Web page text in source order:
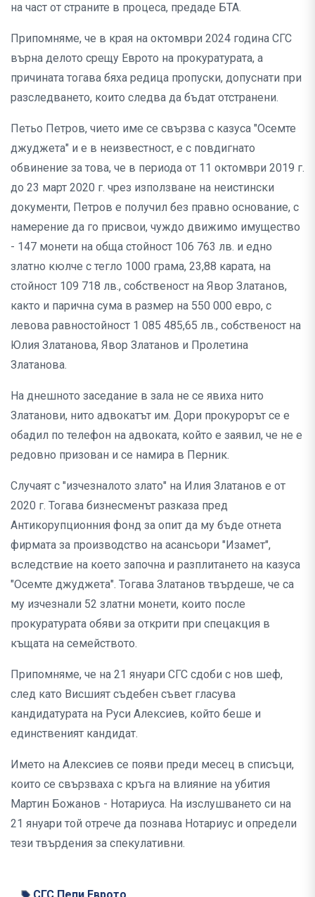
на част от страните в процеса, предаде БТА.
Припомняме, че в края на октомври 2024 година СГС
върна делото срещу Еврото на прокуратурата, а
причината тогава бяха редица пропуски, допуснати при
разследването, които следва да бъдат отстранени.
Петьо Петров, чието име се свързва с казуса "Осемте
джуджета" и е в неизвестност, е с повдигнато
обвинение за това, че в периода от 11 октомври 2019 г.
до 23 март 2020 г. чрез използване на неистински
документи, Петров е получил без правно основание, с
намерение да го присвои, чуждо движимо имущество
- 147 монети на обща стойност 106 763 лв. и едно
златно кюлче с тегло 1000 грама, 23,88 карата, на
стойност 109 718 лв., собственост на Явор Златанов,
както и парична сума в размер на 550 000 евро, с
левова равностойност 1 085 485,65 лв., собственост на
Юлия Златанова, Явор Златанов и Пролетина
Златанова.
На днешното заседание в зала не се явиха нито
Златанови, нито адвокатът им. Дори прокурорът се е
обадил по телефон на адвоката, който е заявил, че не е
редовно призован и се намира в Перник.
Случаят с "изчезналото злато" на Илия Златанов е от
2020 г. Тогава бизнесменът разказа пред
Антикорупционния фонд за опит да му бъде отнета
фирмата за производство на асансьори "Изамет",
вследствие на което започна и разплитането на казуса
"Осемте джуджета". Тогава Златанов твърдеше, че са
му изчезнали 52 златни монети, които после
прокуратурата обяви за открити при спецакция в
къщата на семейството.
Припомняме, че на 21 януари СГС сдоби с нов шеф,
след като Висшият съдебен съвет гласува
кандидатурата на Руси Алексиев, който беше и
единственият кандидат.
Името на Алексиев се появи преди месец в списъци,
които се свързваха с кръга на влияние на убития
Мартин Божанов - Нотариуса. На изслушването си на
21 януари той отрече да познава Нотариус и определи
тези твърдения за спекулативни.